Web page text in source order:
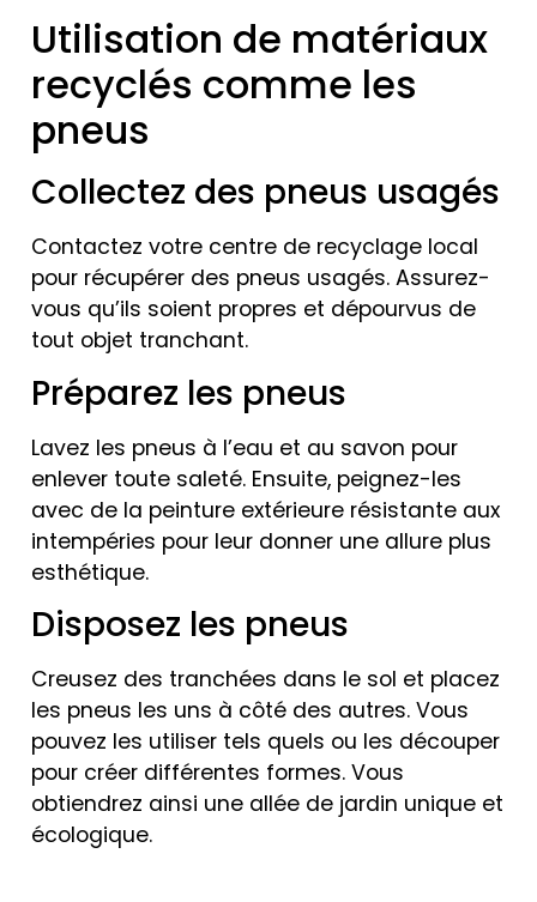
Utilisation de matériaux
recyclés comme les
pneus
Collectez des pneus usagés
Contactez votre centre de recyclage local
pour récupérer des pneus usagés. Assurez-
vous qu’ils soient propres et dépourvus de
tout objet tranchant.
Préparez les pneus
Lavez les pneus à l’eau et au savon pour
enlever toute saleté. Ensuite, peignez-les
avec de la peinture extérieure résistante aux
intempéries pour leur donner une allure plus
esthétique.
Disposez les pneus
Creusez des tranchées dans le sol et placez
les pneus les uns à côté des autres. Vous
pouvez les utiliser tels quels ou les découper
pour créer différentes formes. Vous
obtiendrez ainsi une allée de jardin unique et
écologique.